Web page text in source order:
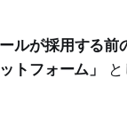
ールが採用する前
トフォーム」